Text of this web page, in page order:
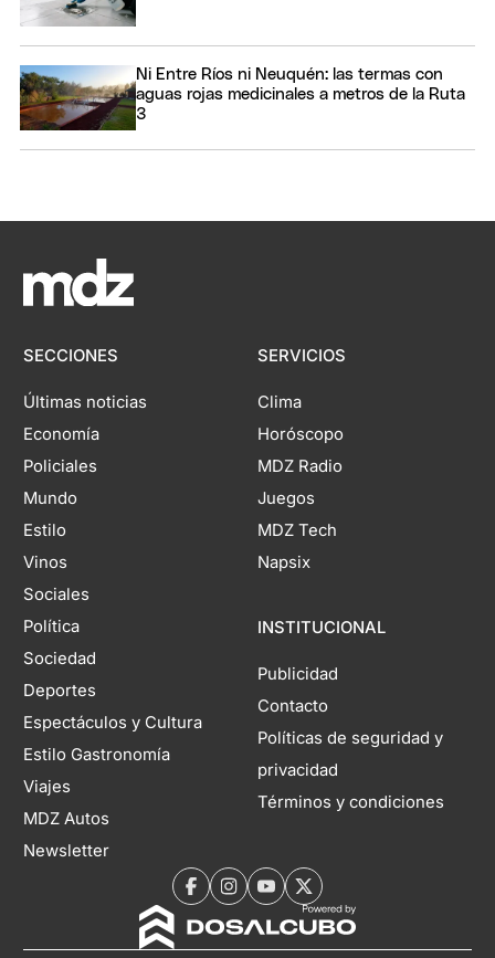
Ni Entre Ríos ni Neuquén: las termas con
aguas rojas medicinales a metros de la Ruta
3
SECCIONES
Últimas noticias
Economía
Policiales
Mundo
Estilo
Vinos
Sociales
Política
Sociedad
Deportes
Espectáculos y Cultura
Estilo Gastronomía
Viajes
MDZ Autos
Newsletter
SERVICIOS
Clima
Horóscopo
MDZ Radio
Juegos
MDZ Tech
Napsix
INSTITUCIONAL
Publicidad
Contacto
Políticas de seguridad y
privacidad
Términos y condiciones